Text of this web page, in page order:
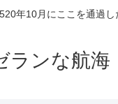
年10月にここを通過
ランな航海